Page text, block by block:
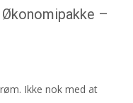
–
Ikke nok med at